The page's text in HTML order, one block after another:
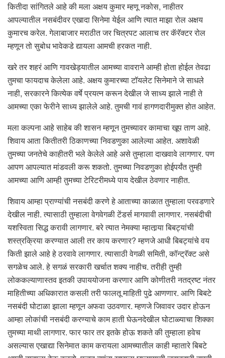
कितीदा सांगितले आहे की मला अक्षय कुमार म्हणू नकोस, नाहीतर
आपल्यातील नसबंदीवर एखादा सिनेमा येईल आणि त्यात माझा रोल अक्षय
कुमारच करेल. गेलाबाजार मराठीत जर चित्रपट आलाच तर कॅरॅक्टर रोल
म्हणून तो सुबोध भावेकडे द्यायला आमची हरकत नाही.
खरे तर शहरं आणि गावखेड्यातील आमच्या वावराने आम्ही होता होईल तेवढा
तुमचा फायदाच केलेला आहे. अक्षय कुमारच्या टॉयलेट सिनेमाने जे साधले
नाही, सरकारने कित्येक वर्षे प्रयत्न करून देखील जे साध्य झाले नाही ते
आमच्या एका फेरीने साध्य झालेले आहे. तुमची गावं हागणदारीमुक्त होत आहेत.
मला कल्पना आहे साहेब की शासन म्हणून तुमच्यावर कामाचा खूप ताण आहे.
शिवाय आता कितीतरी ठिकाणच्या निवडणुका आलेल्या आहेत. अशावेळी
तुमच्या जनतेचे काहीतरी भले केलेले आहे असे तुम्हाला दाखवावे लागणार. पण
आपण आपल्यात मांडवली करू शकतो. तुमच्या निवडणुका होईपर्यंत तुम्ही
आमच्या आणि आम्ही तुमच्या टेरिटरीमध्ये पाय देखील ठेवणार नाहीत.
शिवाय आम्हा प्राण्यांची नसबंदी करणे हे आताच्या काळात तुम्हाला परवडणारे
देखील नाही. त्यासाठी तुम्हाला वेगवेगळी टेंडर्स मागवावी लागणार. नसबंदीची
यशस्विता सिद्ध करावी लागणार. बरे त्यात नेमक्या म्हातार्‍या बिबट्यांची
शस्त्रक्रिया करण्यात आली तर काय करणार? म्हणजे आधी बिबट्यांचे वय
किती झाले आहे हे ठरवावे लागणार. त्यासाठी वेगळी समिती, कॉन्ट्रॅक्ट असे
सगळेच आले. हे सगळं सरकारी खर्चात शक्य नाहीच. तरीही तुम्ही
लोककल्याणास्तव इतकी उपाययोजना करणार आणि कोणीतरी नतद्रष्ट नंतर
माहितीच्या अधिकारात कसली तरी फालतू माहिती पुढे आणणार. आणि बिबटे
नसबंदी घोटाळा झाला म्हणून अफवा उठवणार. म्हणजे जिवावर उदार होऊन
आम्हा लोकांची नसबंदी करण्याचे काम हाती घेऊनदेखील घोटाळ्याचा शिक्का
तुमच्या माथी लागणार. फार फार तर इतके होऊ शकते की तुम्हाला हवेच
असल्यास एखाद्या सिनेमात काम करायला आमच्यातील काही म्हातारे बिबटे